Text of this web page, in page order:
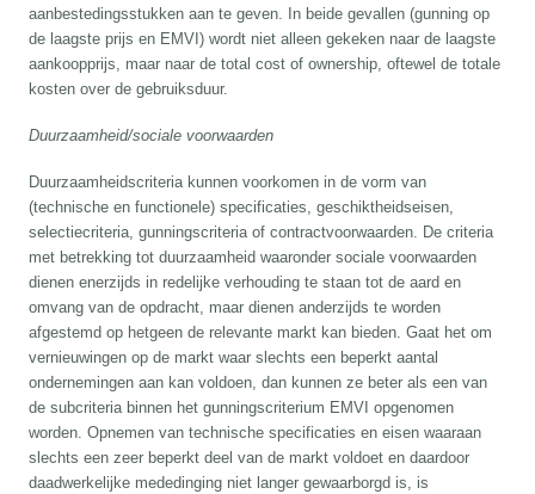
aanbestedingsstukken aan te geven. In beide gevallen (gunning op
de laagste prijs en EMVI) wordt niet alleen gekeken naar de laagste
aankoopprijs, maar naar de total cost of ownership, oftewel de totale
kosten over de gebruiksduur.
Duurzaamheid/sociale voorwaarden
Duurzaamheidscriteria kunnen voorkomen in de vorm van
(technische en functionele) specificaties, geschiktheidseisen,
selectiecriteria, gunningscriteria of contractvoorwaarden. De criteria
met betrekking tot duurzaamheid waaronder sociale voorwaarden
dienen enerzijds in redelijke verhouding te staan tot de aard en
omvang van de opdracht, maar dienen anderzijds te worden
afgestemd op hetgeen de relevante markt kan bieden. Gaat het om
vernieuwingen op de markt waar slechts een beperkt aantal
ondernemingen aan kan voldoen, dan kunnen ze beter als een van
de subcriteria binnen het gunningscriterium EMVI opgenomen
worden. Opnemen van technische specificaties en eisen waaraan
slechts een zeer beperkt deel van de markt voldoet en daardoor
daadwerkelijke mededinging niet langer gewaarborgd is, is